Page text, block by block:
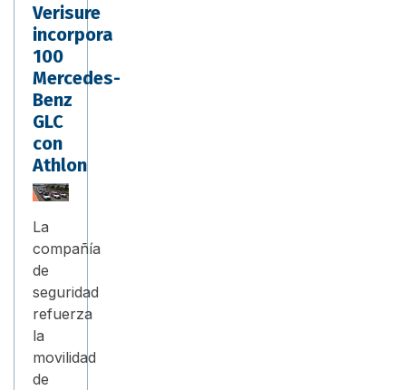
Verisure
incorpora
100
Mercedes-
Benz
GLC
con
Athlon
La
compañía
de
seguridad
refuerza
la
movilidad
de